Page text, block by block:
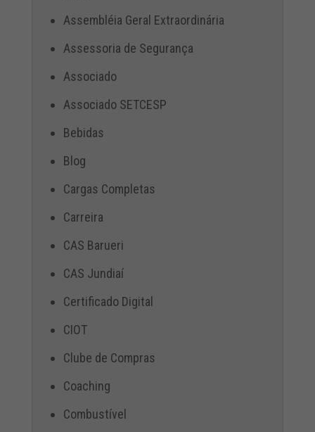
Assembléia Geral Extraordinária
Assessoria de Segurança
Associado
Associado SETCESP
Bebidas
Blog
Cargas Completas
Carreira
CAS Barueri
CAS Jundiaí
Certificado Digital
CIOT
Clube de Compras
Coaching
Combustível